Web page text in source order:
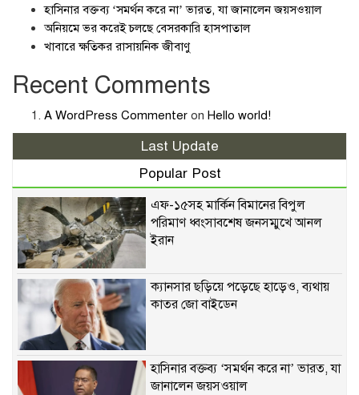
হাসিনার বক্তব্য ‘সমর্থন করে না’ ভারত, যা জানালেন জয়সওয়াল
অনিয়মে ভর করেই চলছে বেসরকারি হাসপাতাল
খাবারে ক্ষতিকর রাসায়নিক জীবাণু
Recent Comments
A WordPress Commenter on Hello world!
Last Update
Popular Post
এফ-১৫সহ মার্কিন বিমানের বিপুল
পরিমাণ ধ্বংসাবশেষ জনসম্মুখে আনল
ইরান
ক্যানসার ছড়িয়ে পড়েছে হাড়েও, ব্যথায়
কাতর জো বাইডেন
হাসিনার বক্তব্য ‘সমর্থন করে না’ ভারত, যা
জানালেন জয়সওয়াল